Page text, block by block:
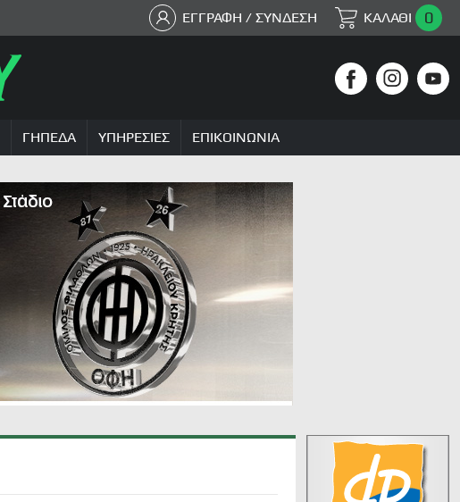
ΕΓΓΡΑΦΗ / ΣΥΝΔΕΣΗ ΚΑΛΑΘΙ 0
ΓΗΠΕΔΑ ΥΠΗΡΕΣΙΕΣ ΕΠΙΚΟΙΝΩΝΙΑ